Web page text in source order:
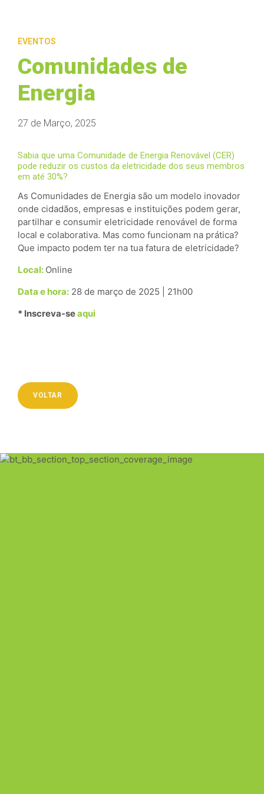
EVENTOS
Comunidades de
Energia
27 de Março, 2025
Sabia que uma Comunidade de Energia Renovável (CER)
pode reduzir os custos da eletricidade dos seus membros
em até 30%?
As Comunidades de Energia são um modelo inovador
onde cidadãos, empresas e instituições podem gerar,
partilhar e consumir eletricidade renovável de forma
local e colaborativa. Mas como funcionam na prática?
Que impacto podem ter na tua fatura de eletricidade?
Local: Online
Data e hora: 28 de março de 2025 | 21h00
* Inscreva-seaqui
VOLTAR